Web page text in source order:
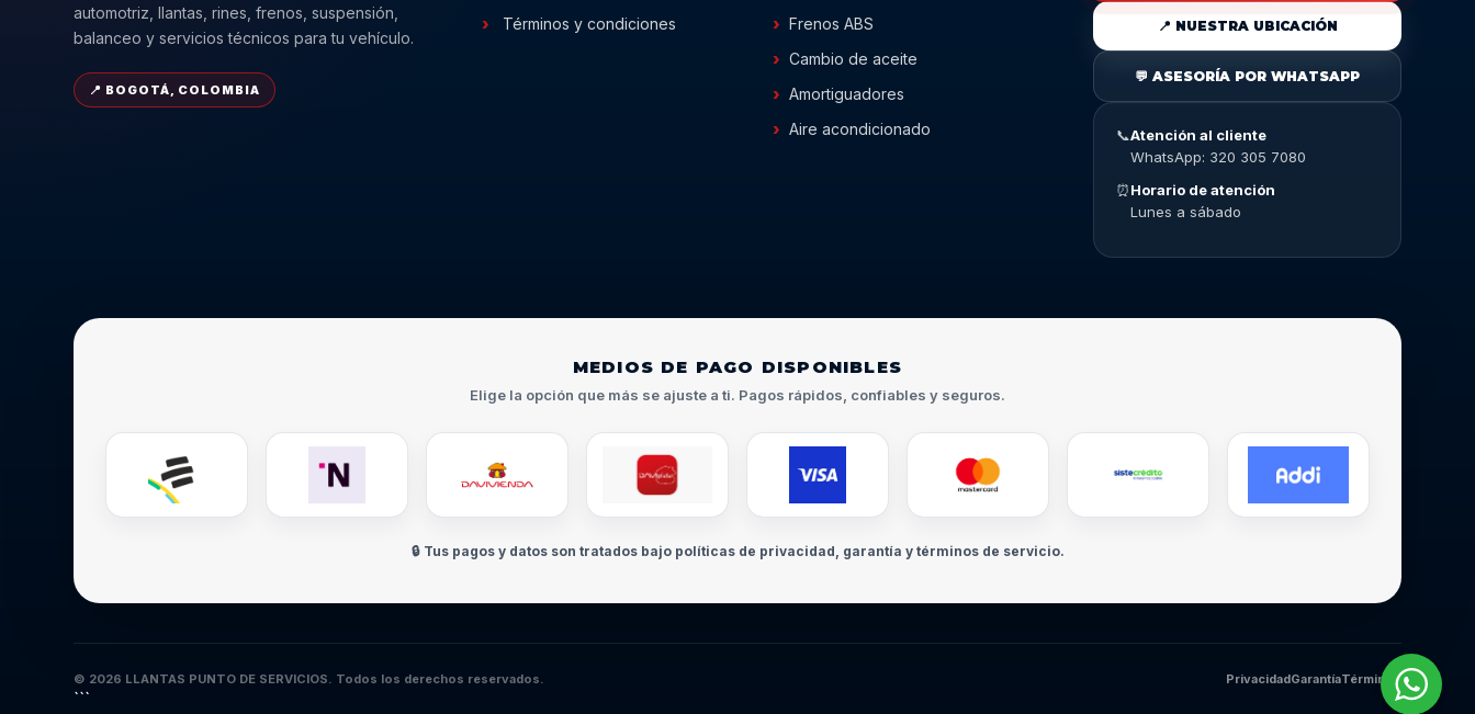
automotriz, llantas, rines, frenos, suspensión,
balanceo y servicios técnicos para tu vehículo.
📍 BOGOTÁ, COLOMBIA
Términos y condiciones
Frenos ABS
Cambio de aceite
Amortiguadores
Aire acondicionado
📍 NUESTRA UBICACIÓN
💬 ASESORÍA POR WHATSAPP
📞Atención al cliente
WhatsApp: 320 305 7080
⏰Horario de atención
Lunes a sábado
MEDIOS DE PAGO DISPONIBLES
Elige la opción que más se ajuste a ti. Pagos rápidos, confiables y seguros.
🔒 Tus pagos y datos son tratados bajo políticas de privacidad, garantía y términos de servicio.
© 2026 LLANTAS PUNTO DE SERVICIOS. Todos los derechos reservados. PrivacidadGarantíaTérminos
```